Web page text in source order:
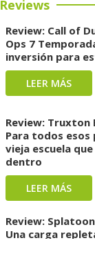
Reviews
Review: Call of
Ops 7
inversión para
LEER MÁS
Review: Truxton
Para todos
vieja escuela
dentro
LEER MÁS
Review:
Una carga